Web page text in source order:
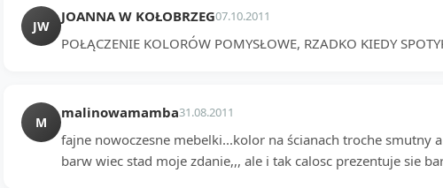
JW
JOANNA W KOŁOBRZEG07.10.2011
POŁĄCZENIE KOLORÓW POMYSŁOWE, RZADKO KIEDY
M
malinowamamba31.08.2011
fajne nowoczesne mebelki...kolor na ścianach troche smutny
barw wiec stad moje zdanie,,, ale i tak calosc prezentuje sie